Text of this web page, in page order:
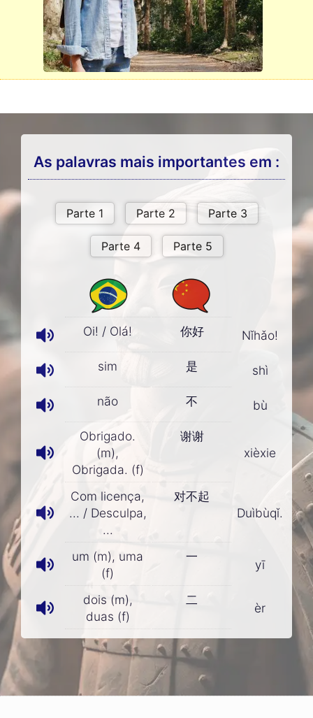
As palavras mais importantes em :
Oi! / Olá! 你好 Nǐhǎo!
sim 是 shì
não 不 bù
Obrigado.
(m),
Obrigada. (f)
谢谢
xièxie
Com licença,
... / Desculpa,
...
对不起
Duìbùqǐ.
um (m), uma
(f)
一
yī
dois (m),
duas (f)
二
èr